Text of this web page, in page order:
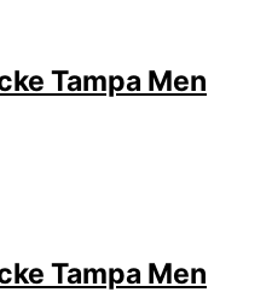
Tampa Men
Tampa Men